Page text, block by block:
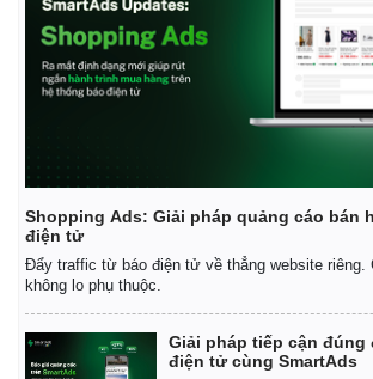
Shopping Ads: Giải pháp quảng cáo bán
điện tử
Đẩy traffic từ báo điện tử về thẳng website riêng.
không lo phụ thuộc.
Giải pháp tiếp cận đúng
điện tử cùng SmartAds